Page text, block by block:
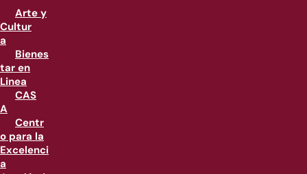
Arte y
Cultur
a
Bienes
tar en
Linea
CAS
A
Centr
o para la
Excelenci
a